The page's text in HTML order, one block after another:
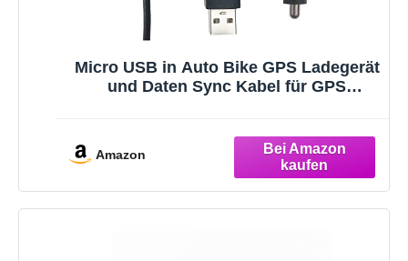
Micro USB in Auto Bike GPS Ladegerät
und Daten Sync Kabel für GPS
Micro-USB-Geräte
Amazon